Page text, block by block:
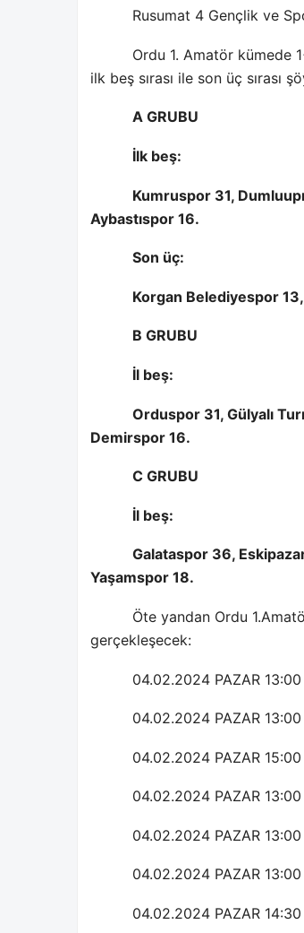
Rusumat 4 Gençlik ve
Ordu 1. Amatör kümede
ilk beş sırası ile son üç sırası
A GRUBU
İlk beş:
Kumruspor 31,
Aybastıspor 16.
Son üç:
Korgan Belediyespor
B GRUBU
İl beş:
Orduspor 31, Gülyalı
Demirspor 16.
C GRUBU
İl beş:
Galataspor 36,
Yaşamspor 18.
Öte yandan Ordu
gerçekleşecek:
04.02.2024 PAZAR 13:00
04.02.2024 PAZAR 13:00
04.02.2024 PAZAR 15:00
04.02.2024 PAZAR 13:00
04.02.2024 PAZAR 13:00
04.02.2024 PAZAR 13:00
04.02.2024 PAZAR 14:30